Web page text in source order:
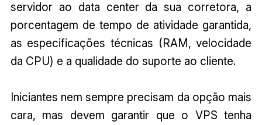
servidor ao data center da sua corretora, a
porcentagem de tempo de atividade garantida,
as especificações técnicas (RAM, velocidade
da CPU) e a qualidade do suporte ao cliente.
Iniciantes nem sempre precisam da opção mais
cara, mas devem garantir que o VPS tenha